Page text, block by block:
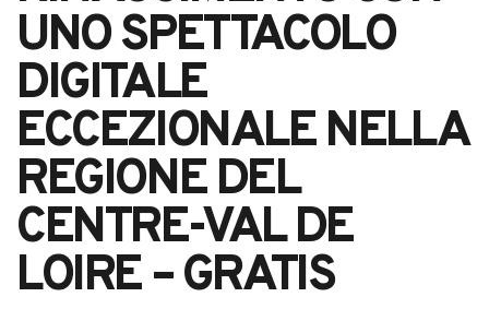
UNO SPETTACOLO
DIGITALE
ECCEZIONALE NELLA
REGIONE DEL
CENTRE-VAL DE
LOIRE – GRATIS